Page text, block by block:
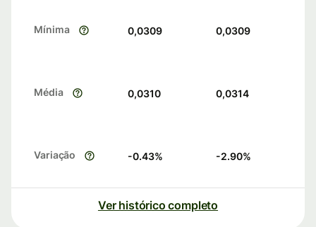
Mínima 0,0309 0,0309
Média 0,0310 0,0314
Variação -0.43% -2.90%
Ver histórico completo